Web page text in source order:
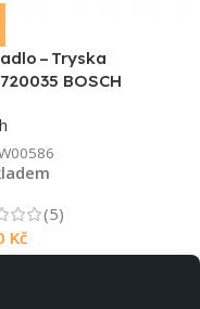
– Tryska
BOSCH
(5)
Kč